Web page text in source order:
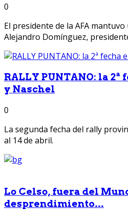
0
El presidente de la AFA
Alejandro Domínguez,
RALLY PUNTANO: la
y Naschel
0
La segunda fecha del rally
al 14 de abril.
Lo Celso, fuera del
desprendimiento...